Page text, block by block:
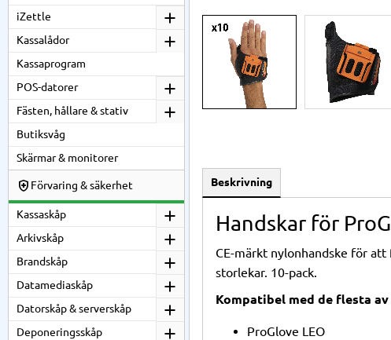
Beskrivning
Handskar för
CE-märkt nylonhandske för att
storlekar. 10-pack.
Kompatibel med de flesta
ProGlove LEO
iZettle
Kassalådor
Kassaprogram
POS-datorer
Fästen, hållare & stativ
Butiksvåg
Skärmar & monitorer
Förvaring & säkerhet
Kassaskåp
Arkivskåp
Brandskåp
Datamediaskåp
Datorskåp & serverskåp
Deponeringsskåp